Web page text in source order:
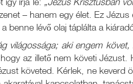
– hanem egy élet. Ez Jézus
benne lévő olaj táplálta a
világossága; aki engem
az illető nem követi
követed. Kérlek, ne keverd